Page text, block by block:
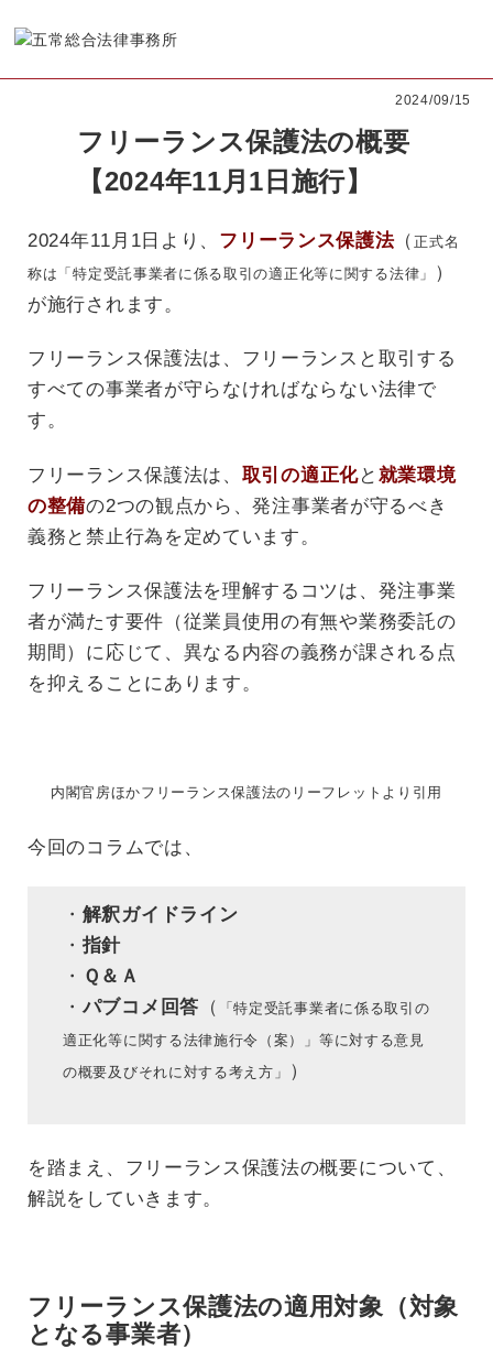
2024/09/15
フリーランス保護法の概要
【2024年11月1日施行】
2024年11月1日より、 フリーランス保護法（正式名
称は「特定受託事業者に係る取引の適正化等に関する法律」
）
が施行されます。
フリーランス保護法は、フリーランスと取引する
すべての事業者が守らなければならない法律で
す。
フリーランス保護法は、 取引の適正化と 就業環境
の整備の2つの観点から、発注事業者が守るべき
義務と禁止行為を定めています。
フリーランス保護法を理解するコツは、発注事業
者が満たす要件（従業員使用の有無や業務委託の
期間）に応じて、異なる内容の義務が課される点
を抑えることにあります。
内閣官房ほかフリーランス保護法のリーフレットより引用
今回のコラムでは、
・ 解釈ガイドライン
・ 指針
・ Ｑ＆Ａ
・パブコメ回答 （
「特定受託事業者に係る取引の
適正化等に関する法律施行令（案）」等に対する意見
の概要及びそれに対する考え方」
）
を踏まえ、フリーランス保護法の概要について、
解説をしていきます。
フリーランス保護法の適用対象（対象
となる事業者）